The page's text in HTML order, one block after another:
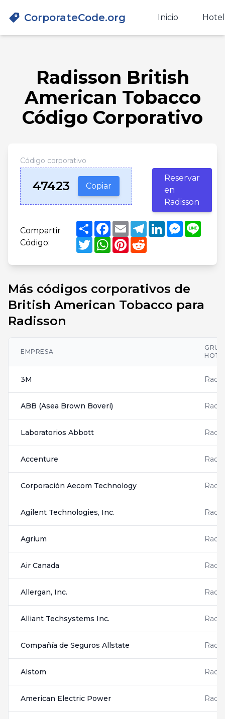
CorporateCode.org Inicio
Radisson British
American Tobacco
Código Corporativo
Código corporativo
47423 Copiar
Reservar
en
Radisson
Compartir
Código:
ShareFacebook
EmailTelegram
LinkedInLine
TwitterWhatsApp
Pinterest
Reddit
Más códigos corporativos de
British American Tobacco para
Radisson
EMPRESA
3M
ABB (Asea Brown Boveri)
Laboratorios Abbott
Accenture
Corporación Aecom Technology
Agilent Technologies, Inc.
Agrium
Air Canada
Allergan, Inc.
Alliant Techsystems Inc.
Compañía de Seguros Allstate
Alstom
American Electric Power